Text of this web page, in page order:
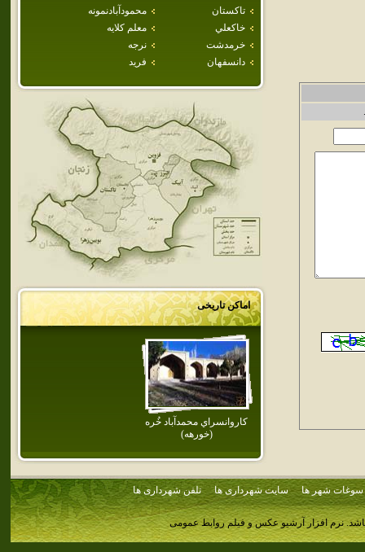
تاكستان
محمودآبادنمونه
خاكعلي
معلم كلايه
خرمدشت
نرجه
دانسفهان
فريد
اماکن تاریخی
كاروانسراي‌ محمدآباد خُره‌
(خورهه‌)
سوغات شهر ها سایت شهرداری ها تلفن شهرداری ها
نرم افزار آرشیو عکس و فیلم روابط عمومی